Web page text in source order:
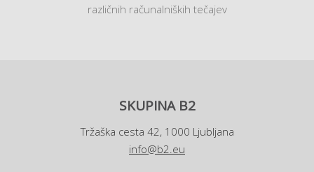
različnih računalniških tečajev
SKUPINA B2
Tržaška cesta 42, 1000 Ljubljana
info@b2.eu